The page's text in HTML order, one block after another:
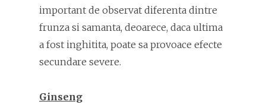
important de observat diferenta dintre
frunza si samanta, deoarece, daca ultima
a fost inghitita, poate sa provoace efecte
secundare severe.
Ginseng